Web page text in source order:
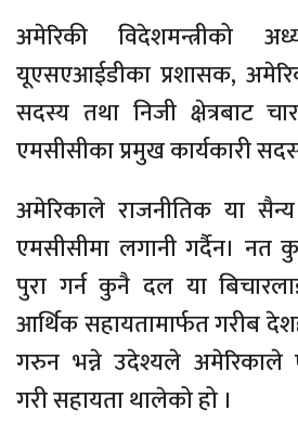
अमेरिकी विदेशमन्त्रीको
यूएसएआईडीका प्रशासक,
सदस्य तथा निजी क्षेत्रबाट
एमसीसीका प्रमुख कार्यकारी
अमेरिकाले राजनीतिक या सैन्य
एमसीसीमा लगानी गर्दैन। नत
पुरा गर्न कुनै दल या
आर्थिक सहायतामार्फत गरीब
गरुन भन्ने उदेश्यले अमेरिकाले
गरी सहायता थालेको हो ।